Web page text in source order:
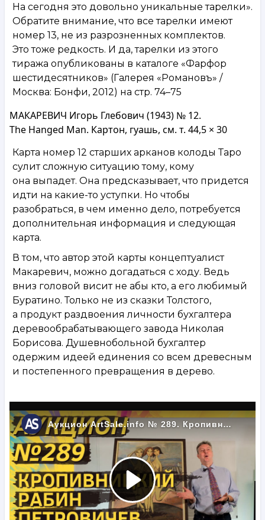
На сегодня это довольно уникальные тарелки».
Обратите внимание, что все тарелки имеют
номер 13, не из разрозненных комплектов.
Это тоже редкость. И да, тарелки из этого
тиража опубликованы в каталоге «Фарфор
шестидесятников» (Галерея «Романовъ» /
Москва: Бонфи, 2012) на стр. 74–75
МАКАРЕВИЧ Игорь Глебович (1943) № 12.
The Hanged Man. Картон, гуашь, см. т. 44,5 × 30
Карта номер 12 старших арканов колоды Таро
сулит сложную ситуацию тому, кому
она выпадет. Она предсказывает, что придется
идти на какие-то уступки. Но чтобы
разобраться, в чем именно дело, потребуется
дополнительная информация и следующая
карта.
В том, что автор этой карты концептуалист
Макаревич, можно догадаться с ходу. Ведь
вниз головой висит не абы кто, а его любимый
Буратино. Только не из сказки Толстого,
а продукт раздвоения личности бухгалтера
деревообрабатывающего завода Николая
Борисова. Душевнобольной бухгалтер
одержим идеей единения со всем древесным
и постепенного превращения в дерево.